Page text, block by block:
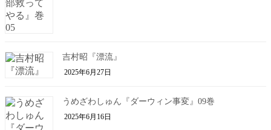
吉村昭『漂流』
2025年6月27日
うめざわしゅん『ダーウィン事変』09巻
2025年6月16日